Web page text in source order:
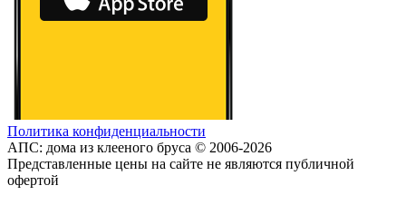
Политика конфиденциальности
АПС: дома из клееного бруса © 2006-2026
Представленные цены на сайте не являются публичной
офертой